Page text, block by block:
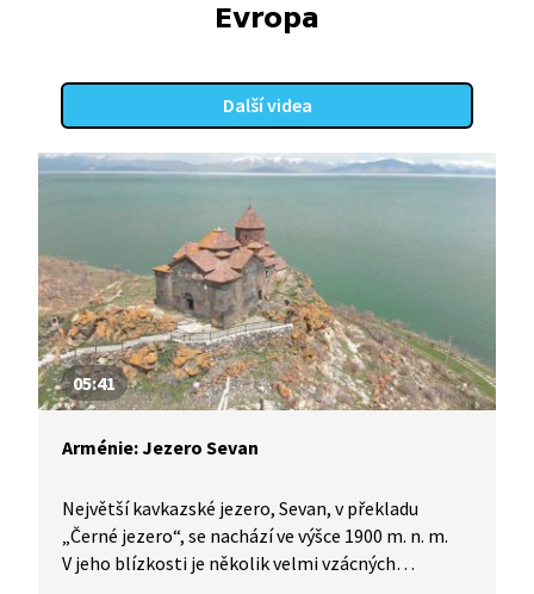
Evropa
Další videa
05:41
Arménie: Jezero Sevan
Největší kavkazské jezero, Sevan, v překladu
„Černé jezero“, se nachází ve výšce 1900 m. n. m.
V jeho blízkosti je několik velmi vzácných